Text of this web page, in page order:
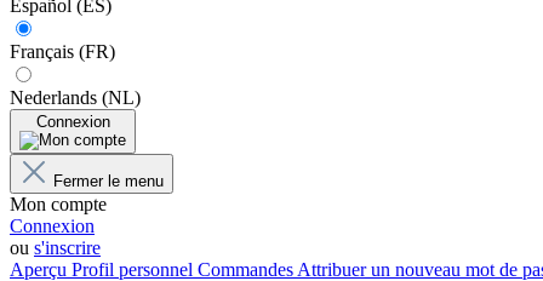
Español (ES)
Français (FR)
Nederlands (NL)
Connexion
Fermer le menu
Mon compte
Connexion
ou s'inscrire
Aperçu Profil personnel Commandes Attribuer un nouveau mot de